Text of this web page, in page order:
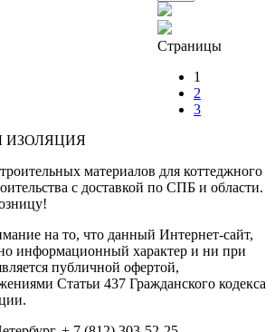
Страницы
1
2
3
ИЗОЛЯЦИЯ
материалов для коттеджного
с доставкой по СПБ и области.
на то, что данный Интернет-сайт,
информационный характер и ни при
публичной офертой,
Статьи 437 Гражданского кодекса